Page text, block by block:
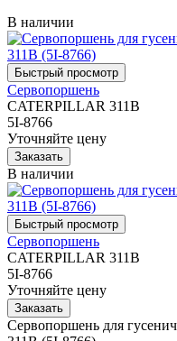
В наличии
Сервопоршень
CATERPILLAR 311B
5I-8766
Уточняйте цену
В наличии
Сервопоршень
CATERPILLAR 311B
5I-8766
Уточняйте цену
Сервопоршень для